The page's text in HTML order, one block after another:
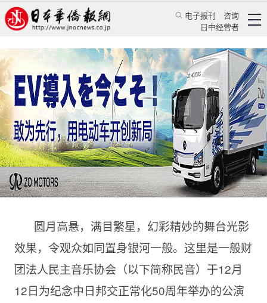
电子报刊
咨询
日中经营者
纪念中日邦交正常化50周年 民音公演金桥灿烂感
人至深
张桐 华人新闻 文化风采
日本华侨报 2022/12/16 11:37:28
圆月高悬，满目繁星，幻彩精妙的舞台光影
效果，令观众如同置身银河一般。这里是一般财
团法人民主音乐协会（以下简称民音）于12月
12日为纪念中日邦交正常化50周年举办的公演